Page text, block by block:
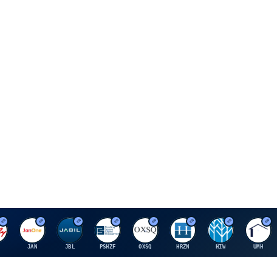
J
JAN
J
JBL
P
PSHZF
O
OXSQ
H
HRZN
H
HIW
U
UMH